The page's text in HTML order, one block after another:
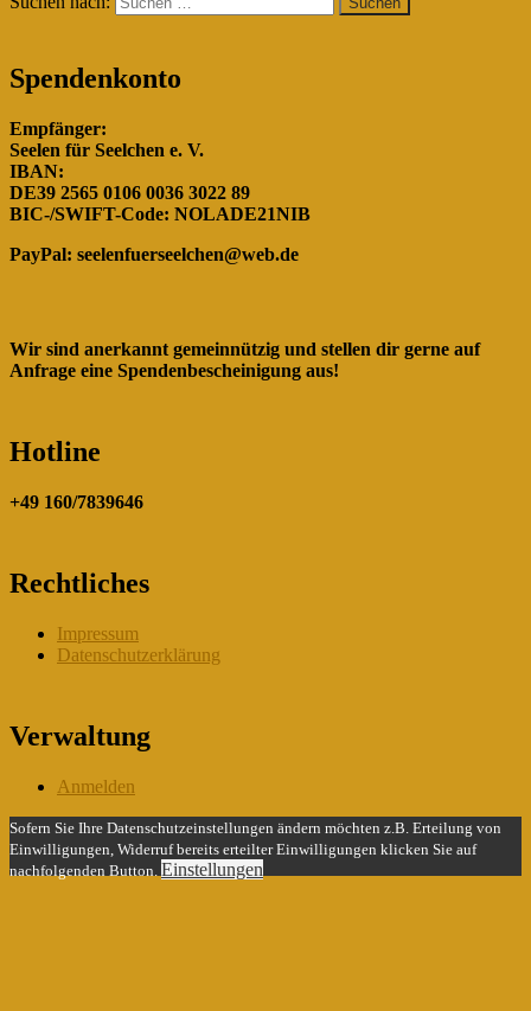
Spendenkonto
Empfänger:
Seelen für Seelchen e. V.
IBAN:
DE39 2565 0106 0036 3022 89
BIC-/SWIFT-Code: NOLADE21NIB
PayPal: seelenfuerseelchen@web.de
Wir sind anerkannt gemeinnützig und stellen dir gerne auf
Anfrage eine Spendenbescheinigung aus!
Hotline
+49 160/7839646
Rechtliches
Impressum
Datenschutzerklärung
Verwaltung
Anmelden
Sofern Sie Ihre Datenschutzeinstellungen ändern möchten z.B. Erteilung von
Einwilligungen, Widerruf bereits erteilter Einwilligungen klicken Sie auf
nachfolgenden Button. Einstellungen